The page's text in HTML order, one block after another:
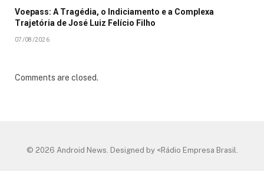
Voepass: A Tragédia, o Indiciamento e a Complexa
Trajetória de José Luiz Felício Filho
07/08/2026
Comments are closed.
© 2026 Android News. Designed by <Rádio Empresa Brasil.